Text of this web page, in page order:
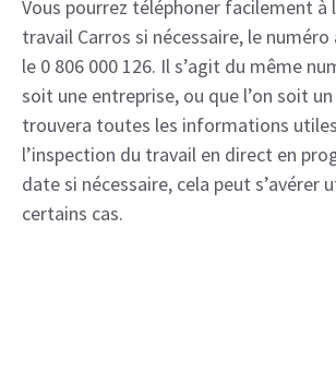
Vous pourrez téléphoner facilement à
travail Carros si nécessaire, le
le 0 806 000 126. Il s’agit du même
soit une entreprise, ou que l’on soit
trouvera toutes les informations
l’inspection du travail en direct en
date si nécessaire, cela peut s’avérer
certains cas.